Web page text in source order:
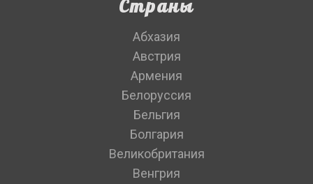
Страны
Абхазия
Австрия
Армения
Белоруссия
Бельгия
Болгария
Великобритания
Венгрия